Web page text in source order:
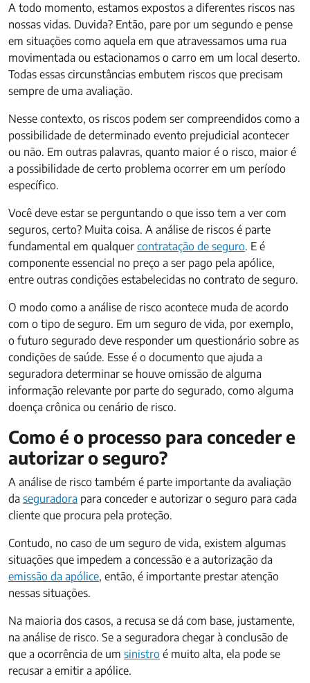
A todo momento, estamos expostos a diferentes riscos nas
nossas vidas. Duvida? Então, pare por um segundo e pense
em situações como aquela em que atravessamos uma rua
movimentada ou estacionamos o carro em um local deserto.
Todas essas circunstâncias embutem riscos que precisam
sempre de uma avaliação.
Nesse contexto, os riscos podem ser compreendidos como a
possibilidade de determinado evento prejudicial acontecer
ou não. Em outras palavras, quanto maior é o risco, maior é
a possibilidade de certo problema ocorrer em um período
específico.
Você deve estar se perguntando o que isso tem a ver com
seguros, certo? Muita coisa. A análise de riscos é parte
fundamental em qualquer contratação de seguro. E é
componente essencial no preço a ser pago pela apólice,
entre outras condições estabelecidas no contrato de seguro.
O modo como a análise de risco acontece muda de acordo
com o tipo de seguro. Em um seguro de vida, por exemplo,
o futuro segurado deve responder um questionário sobre as
condições de saúde. Esse é o documento que ajuda a
seguradora determinar se houve omissão de alguma
informação relevante por parte do segurado, como alguma
doença crônica ou cenário de risco.
Como é o processo para conceder e
autorizar o seguro?
A análise de risco também é parte importante da avaliação
da seguradora para conceder e autorizar o seguro para cada
cliente que procura pela proteção.
Contudo, no caso de um seguro de vida, existem algumas
situações que impedem a concessão e a autorização da
emissão da apólice, então, é importante prestar atenção
nessas situações.
Na maioria dos casos, a recusa se dá com base, justamente,
na análise de risco. Se a seguradora chegar à conclusão de
que a ocorrência de um sinistro é muito alta, ela pode se
recusar a emitir a apólice.